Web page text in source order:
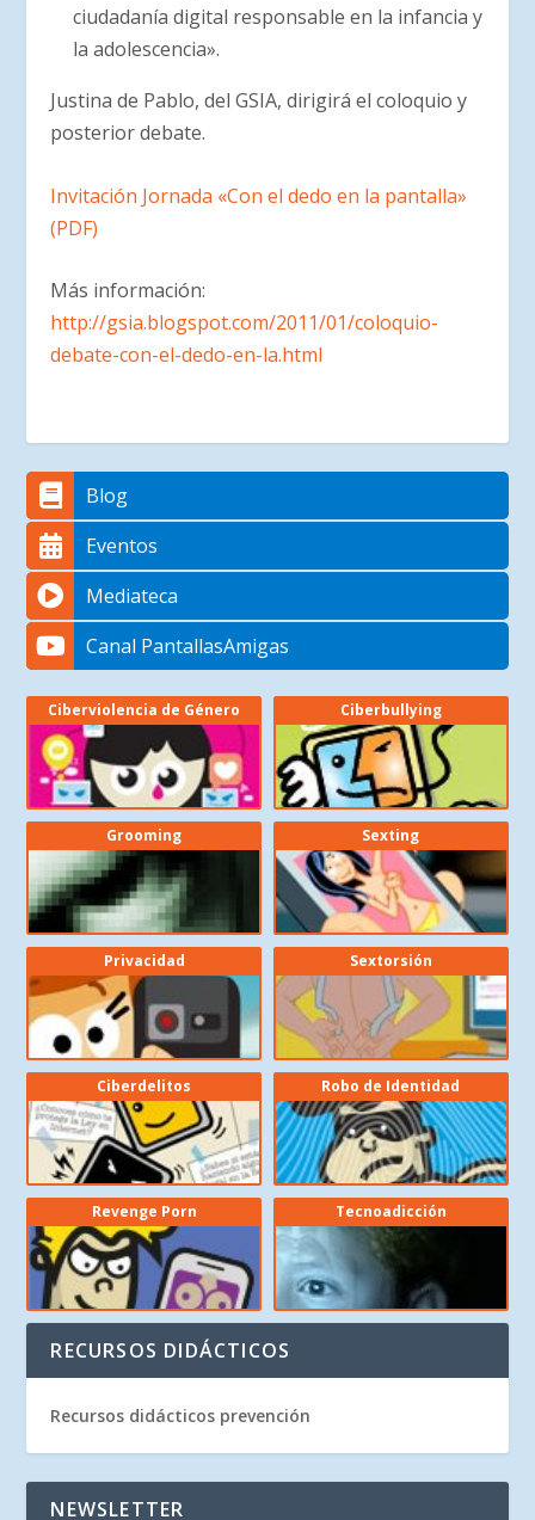
ciudadanía digital responsable en la infancia y
la adolescencia».
Justina de Pablo, del GSIA, dirigirá el coloquio y
posterior debate.
Invitación Jornada «Con el dedo en la pantalla»
(PDF)
Más información:
http://gsia.blogspot.com/2011/01/coloquio-
debate-con-el-dedo-en-la.html
Blog
Eventos
Mediateca
Canal PantallasAmigas
Ciberviolencia de Género Ciberbullying
Grooming Sexting
Privacidad Sextorsión
Ciberdelitos Robo de Identidad
Revenge Porn Tecnoadicción
RECURSOS DIDÁCTICOS
Recursos didácticos prevención
NEWSLETTER